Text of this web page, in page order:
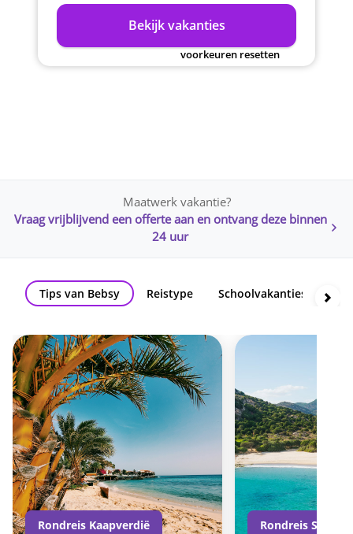
Bekijk vakanties
voorkeuren resetten
Maatwerk vakantie?
Vraag vrijblijvend een offerte aan en ontvang deze binnen
24 uur
Tips van Bebsy Reistype Schoolvakanties
Rondreis Kaapverdië Rondreis